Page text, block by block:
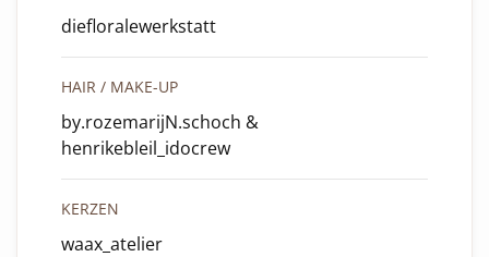
diefloralewerkstatt
HAIR / MAKE-UP
by.rozemarijN.schoch &
henrikebleil_idocrew
KERZEN
waax_atelier